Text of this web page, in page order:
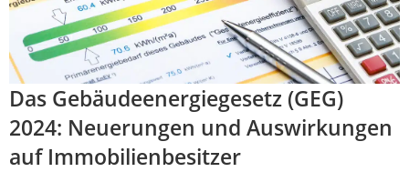
Das Gebäudeenergie­gesetz (GEG)
2024: Neuerungen und Auswirkungen
auf Immobilienbesitzer